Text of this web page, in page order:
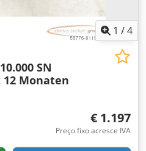
1 /4
SN
Monaten
€ 1.197
Preço fixo acresce IVA